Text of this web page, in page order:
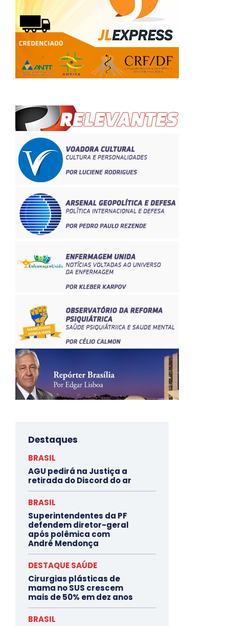
Destaques
BRASIL
AGU pedirá na Justiça a
retirada do Discord do ar
BRASIL
Superintendentes da PF
defendem diretor-geral
após polêmica com
André Mendonça
DESTAQUE SAÚDE
Cirurgias plásticas de
mama no SUS crescem
mais de 50% em dez anos
BRASIL